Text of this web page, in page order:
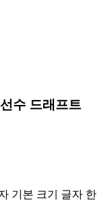
수 드래프트
기본 크기 글자 한